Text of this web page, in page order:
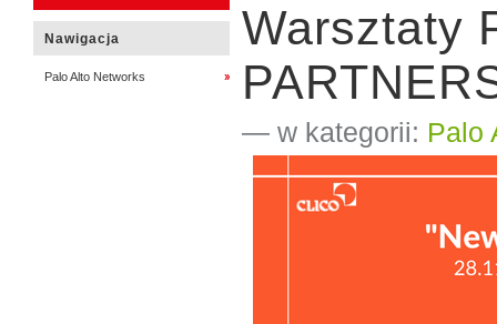
Nawigacja
Palo Alto Networks
Warsztaty
— w kategorii: Palo